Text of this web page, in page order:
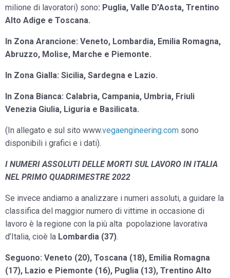
milione di lavoratori) sono: Puglia, Valle D’Aosta, Trentino
Alto Adige e Toscana.
In Zona Arancione: Veneto, Lombardia, Emilia Romagna,
Abruzzo, Molise, Marche e Piemonte.
In Zona Gialla: Sicilia, Sardegna e Lazio.
In Zona Bianca: Calabria, Campania, Umbria, Friuli
Venezia Giulia, Liguria e Basilicata.
(In allegato e sul sito www.vegaengineering.com sono
disponibili i grafici e i dati).
I NUMERI ASSOLUTI DELLE MORTI SUL LAVORO IN ITALIA
NEL PRIMO QUADRIMESTRE 2022
Se invece andiamo a analizzare i numeri assoluti, a guidare la
classifica del maggior numero di vittime in occasione di
lavoro è la regione con la più alta popolazione lavorativa
d’Italia, cioè la Lombardia (37).
Seguono: Veneto (20), Toscana (18), Emilia Romagna
(17), Lazio e Piemonte (16), Puglia (13), Trentino Alto